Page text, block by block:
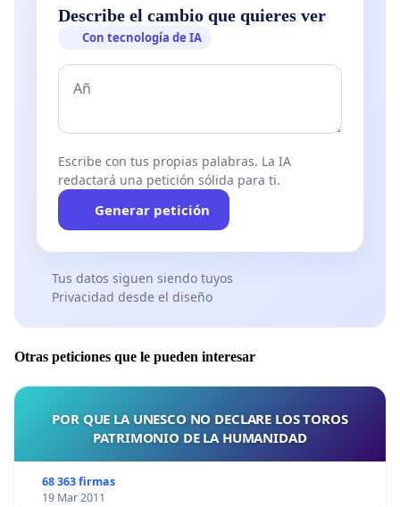
Describe el cambio que quieres ver
Con tecnología de IA
Escribe con tus propias palabras. La IA
redactará una petición sólida para ti.
Generar petición
Tus datos siguen siendo tuyos
Privacidad desde el diseño
Otras peticiones que le pueden interesar
POR QUE LA UNESCO NO DECLARE LOS TOROS
PATRIMONIO DE LA HUMANIDAD
68 363 firmas
19 Mar 2011